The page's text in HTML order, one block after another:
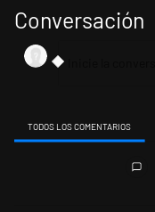
Conversación
TODOS LOS COMENTARIOS